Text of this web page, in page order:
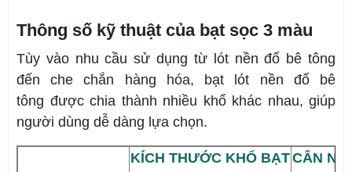
Thông số kỹ thuật của bạt sọc 3 màu
Tùy vào nhu cầu sử dụng từ lót nền đổ bê tông
đến che chắn hàng hóa, bạt lót nền đổ bê
tông được chia thành nhiều khổ khác nhau, giúp
người dùng dễ dàng lựa chọn.
KÍCH THƯỚC KHỔ BẠTCÂN